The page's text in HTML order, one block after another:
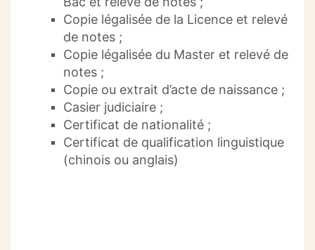
Copie légalisée de la Licence et relevé
de notes ;
Copie légalisée du Master et relevé de
notes ;
Copie ou extrait d’acte de naissance ;
Casier judiciaire ;
Certificat de nationalité ;
Certificat de qualification linguistique
(chinois ou anglais)